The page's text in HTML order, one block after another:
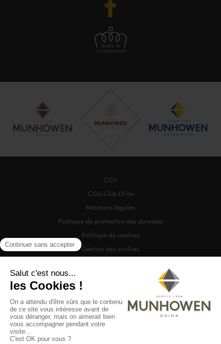
CGV
CGU Club Drinx
Mentions légales
Politique de protection des données
Politique de cookies
Gestion des cookies
©2026 Munhowen Drinx / Tous droits réservés
Digitalised by